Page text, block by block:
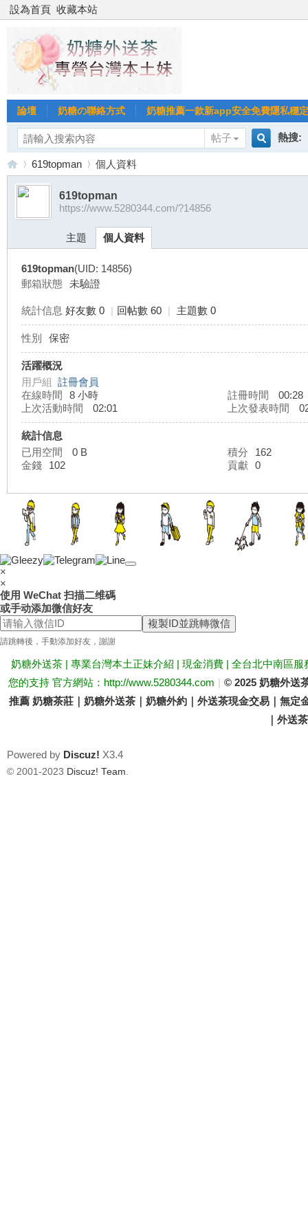
設為首頁 收藏本站
論壇 奶糖の聯絡方式 奶糖推薦一款新app安全免費隱私穩
帖子
熱搜:
台
外
送
茶
›
619topman 個人資料
619topman
https://www.5280344.com/?14856
主題 個人資料
619topman(UID: 14856)
郵箱狀態 未驗證
統計信息 好友數 0 | 回帖數 60 | 主題數 0
性別 保密
活躍概況
用戶組 註冊會員
在線時間
8 小時 註冊時間
00:28
上次活動時間
02:01 上次發表時間
統計信息
已用空間
0 B 積分
162
金錢
102 貢獻 0
×
×
使用 WeChat 扫描二维碼
或手动添加微信好友
複製ID並跳轉微信
請跳轉後，手動添加好友，謝謝
奶糖外送茶 | 專業台灣本土正妹介紹 | 現金消費 | 全台北中南區
您的支持 官方網站：http://www.5280344.com | © 2025 奶糖外送
推薦 奶糖茶莊｜奶糖外送茶｜奶糖外約｜外送茶現金交易｜無
｜外送
Powered by Discuz! X3.4
© 2001-2023 Discuz! Team.